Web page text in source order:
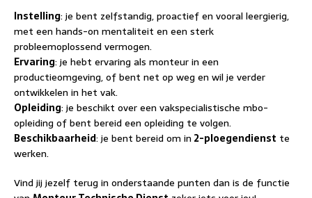
Instelling: je bent zelfstandig, proactief en vooral leergierig,
met een hands-on mentaliteit en een sterk
probleemoplossend vermogen.
Ervaring: je hebt ervaring als monteur in een
productieomgeving, of bent net op weg en wil je verder
ontwikkelen in het vak.
Opleiding: je beschikt over een vakspecialistische mbo-
opleiding of bent bereid een opleiding te volgen.
Beschikbaarheid: je bent bereid om in 2-ploegendienst te
werken.
Vind jij jezelf terug in onderstaande punten dan is de functie